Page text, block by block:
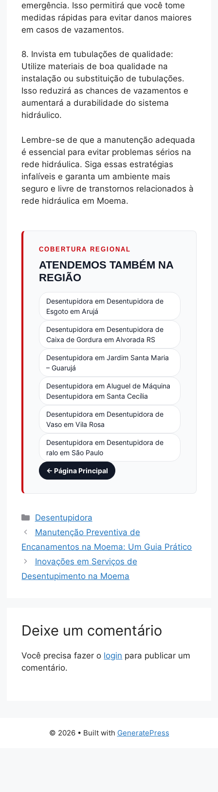
emergência. Isso permitirá que você tome
medidas rápidas para evitar danos maiores
em casos de vazamentos.
8. Invista em tubulações de qualidade:
Utilize materiais de boa qualidade na
instalação ou substituição de tubulações.
Isso reduzirá as chances de vazamentos e
aumentará a durabilidade do sistema
hidráulico.
Lembre-se de que a manutenção adequada
é essencial para evitar problemas sérios na
rede hidráulica. Siga essas estratégias
infalíveis e garanta um ambiente mais
seguro e livre de transtornos relacionados à
rede hidráulica em Moema.
COBERTURA REGIONAL
ATENDEMOS TAMBÉM NA
REGIÃO
Desentupidora em Desentupidora de
Esgoto em Arujá
Desentupidora em Desentupidora de
Caixa de Gordura em Alvorada RS
Desentupidora em Jardim Santa Maria
– Guarujá
Desentupidora em Aluguel de Máquina
Desentupidora em Santa Cecília
Desentupidora em Desentupidora de
Vaso em Vila Rosa
Desentupidora em Desentupidora de
ralo em São Paulo
← Página Principal
Desentupidora
Manutenção Preventiva de
Encanamentos na Moema: Um Guia Prático
Inovações em Serviços de
Desentupimento na Moema
Deixe um comentário
Você precisa fazer o login para publicar um
comentário.
© 2026 • Built with GeneratePress